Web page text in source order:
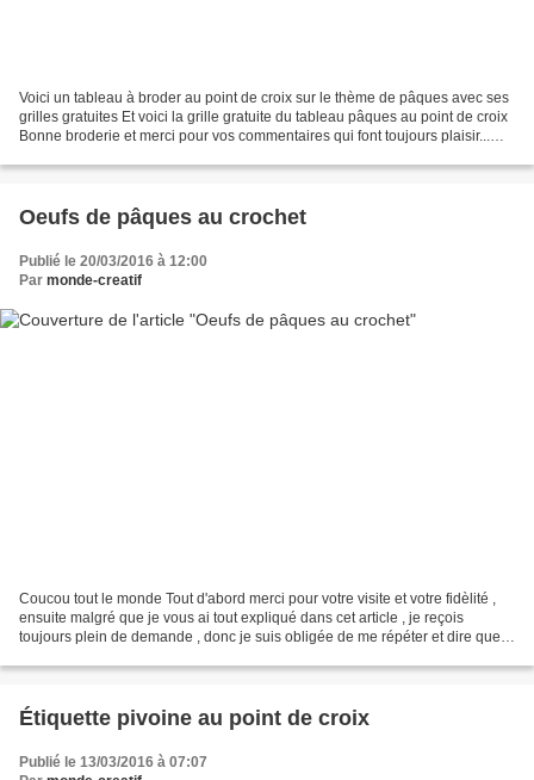
Voici un tableau à broder au point de croix sur le thème de pâques avec ses
grilles gratuites Et voici la grille gratuite du tableau pâques au point de croix
Bonne broderie et merci pour vos commentaires qui font toujours plaisir...
Oeufs de pâques au crochet
Publié le 20/03/2016 à 12:00
Par monde-creatif
Coucou tout le monde Tout d'abord merci pour votre visite et votre fidèlité ,
ensuite malgré que je vous ai tout expliqué dans cet article , je reçois
toujours plein de demande , donc je suis obligée de me répéter et dire que
Étiquette pivoine au point de croix
Publié le 13/03/2016 à 07:07